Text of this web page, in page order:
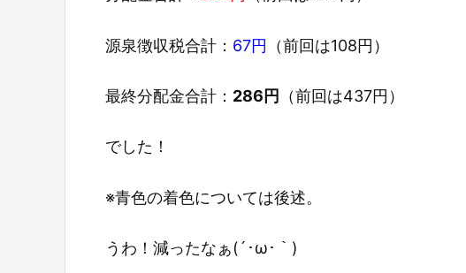
源泉徴収税合計： 67円 （前回は108円）
最終分配金合計： 286円 （前回は437円）
でした！
※青色の着色については後述。
うわ！減ったなぁ(´･ω･｀)